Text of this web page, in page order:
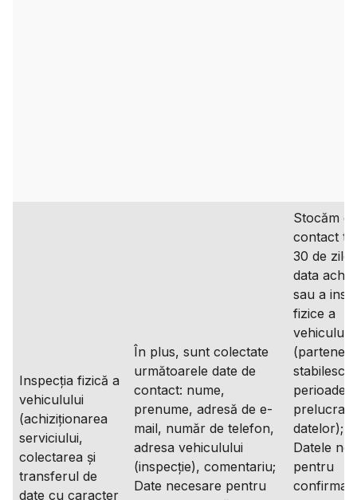
Inspecția fizică a
vehiculului
(achiziționarea
serviciului,
colectarea și
transferul de
date cu caracter
În plus, sunt colectate
următoarele date de
contact: nume,
prenume, adresă de e-
mail, număr de telefon,
adresa vehiculului
(inspecție), comentariu;
Date necesare pentru
Stocăm
contact
30 de zile
data
sau a
fizice a
vehiculului
stabilesc
perioade
datelor);
Datele
pentru